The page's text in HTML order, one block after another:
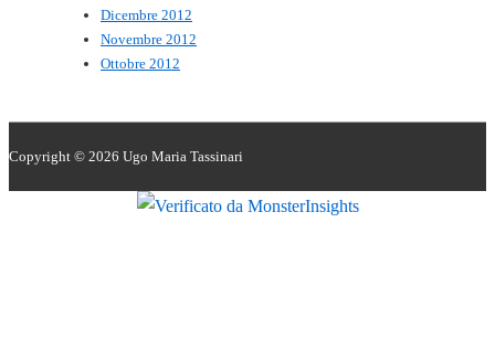
Dicembre 2012
Novembre 2012
Ottobre 2012
Copyright © 2026 Ugo Maria Tassinari